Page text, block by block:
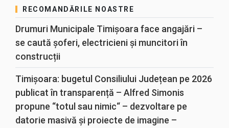
RECOMANDĂRILE NOASTRE
Drumuri Municipale Timișoara face angajări –
se caută șoferi, electricieni și muncitori în
construcții
Timișoara: bugetul Consiliului Județean pe 2026
publicat în transparență – Alfred Simonis
propune “totul sau nimic“ – dezvoltare pe
datorie masivă și proiecte de imagine –